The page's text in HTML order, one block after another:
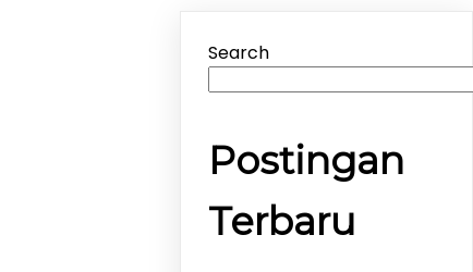
Search
Postingan
Terbaru